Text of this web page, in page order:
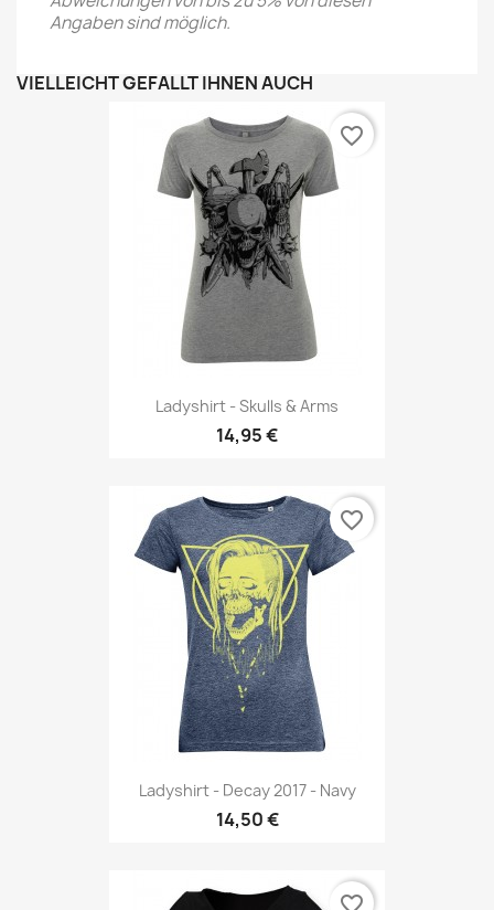
Angaben sind möglich.
VIELLEICHT GEFÄLLT IHNEN AUCH
Ladyshirt - Skulls & Arms
14,95 €
favorite_border
Ladyshirt - Decay 2017 - Navy
14,50 €
favorite_border